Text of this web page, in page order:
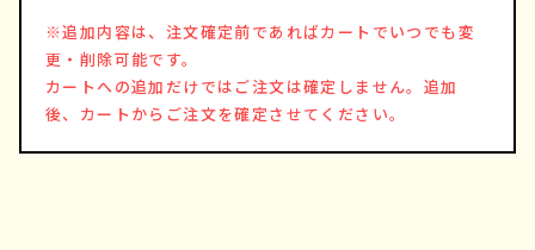
※追加内容は、注文確定前であればカートでいつでも変
更・削除可能です。
カートへの追加だけではご注文は確定しません。追加
後、カートからご注文を確定させてください。